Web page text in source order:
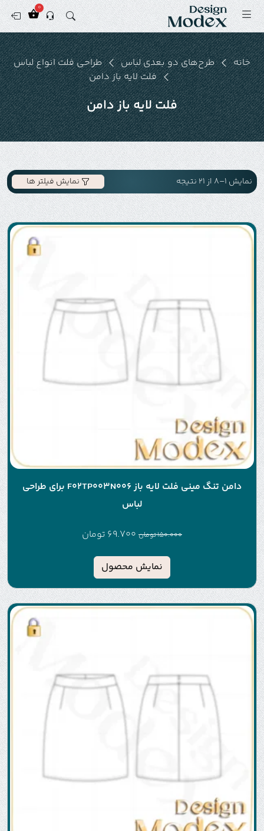
0
خانه طرح‌های دو بعدی لباس
طراحی فلت انواع لباس
فلت لایه باز دامن
فلت لایه باز دامن
نمایش 1–8 از 21 نتیجه
دامن تنگ مینی فلت لایه باز F02TP003N006 برای طراحی
لباس
150.000تومان 69.700 تومان
نمایش محصول